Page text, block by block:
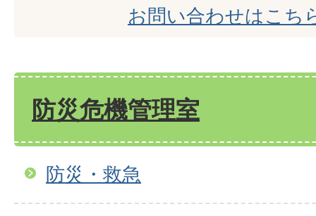
お問い合わせはこち
防災危機管理室
防災・救急